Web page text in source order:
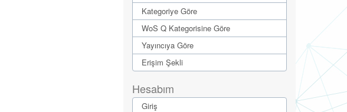
Kategoriye Göre
WoS Q Kategorisine Göre
Yayıncıya Göre
Erişim Şekli
Hesabım
Giriş